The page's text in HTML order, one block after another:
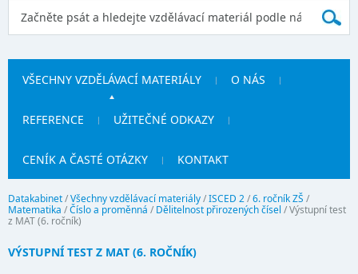
VŠECHNY VZDĚLÁVACÍ MATERIÁLY O NÁS
REFERENCE UŽITEČNÉ ODKAZY
CENÍK A ČASTÉ OTÁZKY KONTAKT
Datakabinet/Všechny vzdělávací materiály/ISCED 2/6. ročník ZŠ /
Matematika /Číslo a proměnná / Dělitelnost přirozených čísel /Výstupní test
z MAT (6. ročník)
VÝSTUPNÍ TEST Z MAT (6. ROČNÍK)